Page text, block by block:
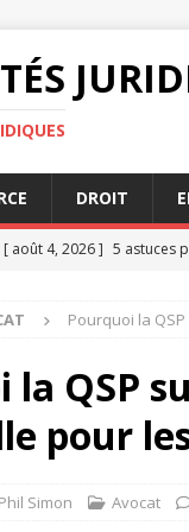
DROIT
[ août 4, 2026 ] 5 astuces
JURIDIQUE
[ juillet 27, 2026 ]
[ juillet 23, 2026 ]
JURIDIQUE
[ août 8, 2026 ]
Pourquoi la
la QSP
pour
Phil Simon Avocat